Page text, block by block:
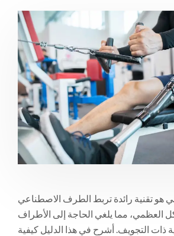
هو تقنية رائدة تربط الطرف الاصطناعي
العظمي، مما يلغي الحاجة إلى الأطراف
ذات التجويف. أشرح في هذا الدليل كيفية